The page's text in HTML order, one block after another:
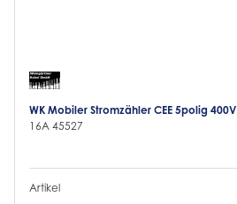
WK Mobiler Stromzähler CEE 5polig 400V
16A 45527
Artikel